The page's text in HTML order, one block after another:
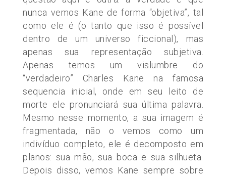
nunca vemos Kane de forma “objetiva”, tal
como ele é (o tanto que isso é possível
dentro de um universo ficcional), mas
apenas sua representação subjetiva.
Apenas temos um vislumbre do
“verdadeiro” Charles Kane na famosa
sequencia inicial, onde em seu leito de
morte ele pronunciará sua última palavra.
Mesmo nesse momento, a sua imagem é
fragmentada, não o vemos como um
indivíduo completo, ele é decomposto em
planos: sua mão, sua boca e sua silhueta.
Depois disso, vemos Kane sempre sobre